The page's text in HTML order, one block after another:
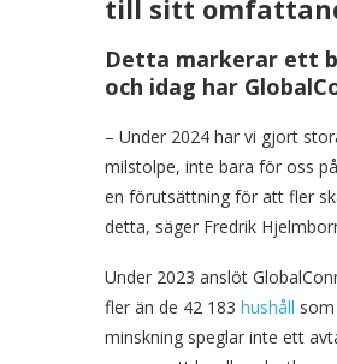
till sitt
Detta markerar ett
och idag har
– Under 2024 har vi gjort
milstolpe, inte bara för oss
en förutsättning för att fler
detta, säger Fredrik
Under 2023 anslöt
fler än de 42 183 hushåll
minskning speglar inte ett